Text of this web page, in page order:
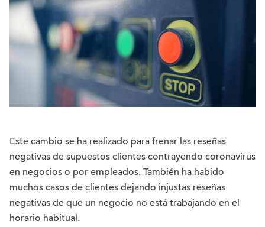
Este cambio se ha realizado para frenar las reseñas
negativas de supuestos clientes contrayendo coronavirus
en negocios o por empleados. También ha habido
muchos casos de clientes dejando injustas reseñas
negativas de que un negocio no está trabajando en el
horario habitual.